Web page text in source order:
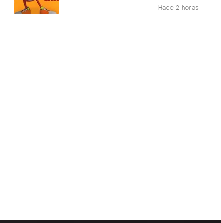
Hace 2 horas